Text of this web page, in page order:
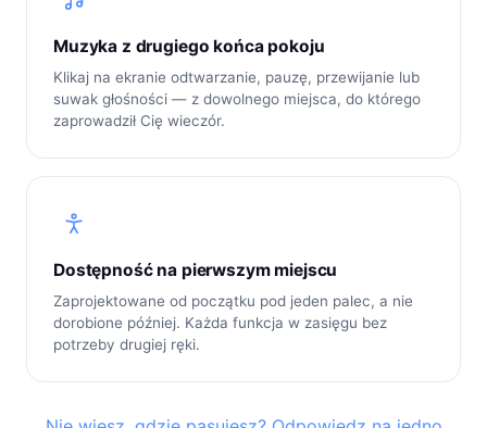
Muzyka z drugiego końca pokoju
Klikaj na ekranie odtwarzanie, pauzę, przewijanie lub
suwak głośności — z dowolnego miejsca, do którego
zaprowadził Cię wieczór.
Dostępność na pierwszym miejscu
Zaprojektowane od początku pod jeden palec, a nie
dorobione później. Każda funkcja w zasięgu bez
potrzeby drugiej ręki.